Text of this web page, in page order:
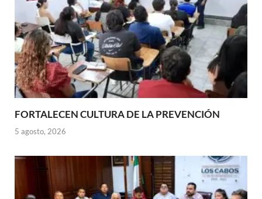
FORTALECEN CULTURA DE LA PREVENCIÓN
5 agosto, 2026